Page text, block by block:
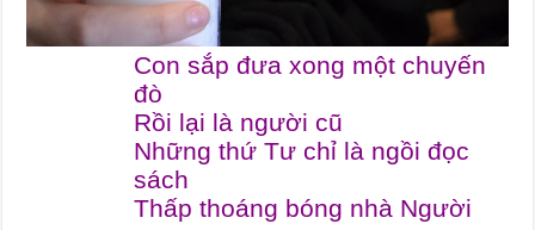
Con sắp đưa xong một chuyến
đò
Rồi lại là người cũ
Những thứ Tư chỉ là ngồi đọc
sách
Thấp thoáng bóng nhà Người